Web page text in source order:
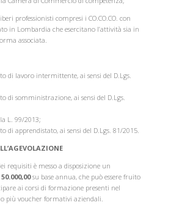
professionisti compresi i CO.CO.CO. con
in Lombardia che esercitano l’attività sia in
associata.
di lavoro intermittente, ai sensi del D.Lgs.
di somministrazione, ai sensi del D.Lgs.
L. 99/2013;
di apprendistato, ai sensi del D.Lgs. 81/2015.
requisiti è messo a disposizione un
su base annua, che può essere fruito
ai corsi di formazione presenti nel
più voucher formativi aziendali.